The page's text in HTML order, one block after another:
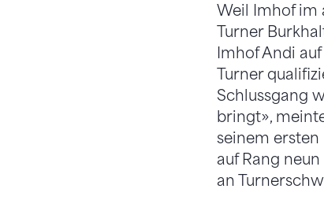
Weil Imhof im
Turner
Imhof Andi
Turner
Schlussgang
bringt»,
seinem ersten
auf Rang
an